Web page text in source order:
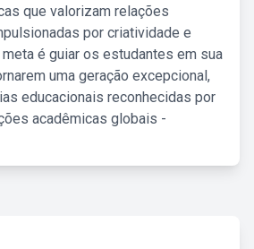
que valorizam relações
por criatividade e
é guiar os estudantes em sua
uma geração excepcional,
educacionais reconhecidas por
acadêmicas globais -